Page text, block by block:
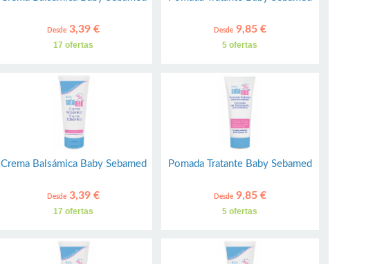
Desde 3,39 €
17 ofertas
Desde9,85 €
5 ofertas
Crema Balsámica Baby Sebamed
Desde 3,39 €
17 ofertas
Pomada Tratante Baby Sebamed
Desde9,85 €
5 ofertas